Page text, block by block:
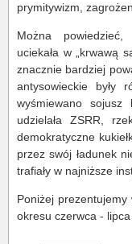
prymitywizm,
Można
uciekała w „krwawą
znacznie bardziej
antysowieckie były
wyśmiewano
udzielała ZSRR,
demokratyczne
przez swój ładunek
trafiały w najniższe
Poniżej prezentujemy
okresu czerwca - lipca